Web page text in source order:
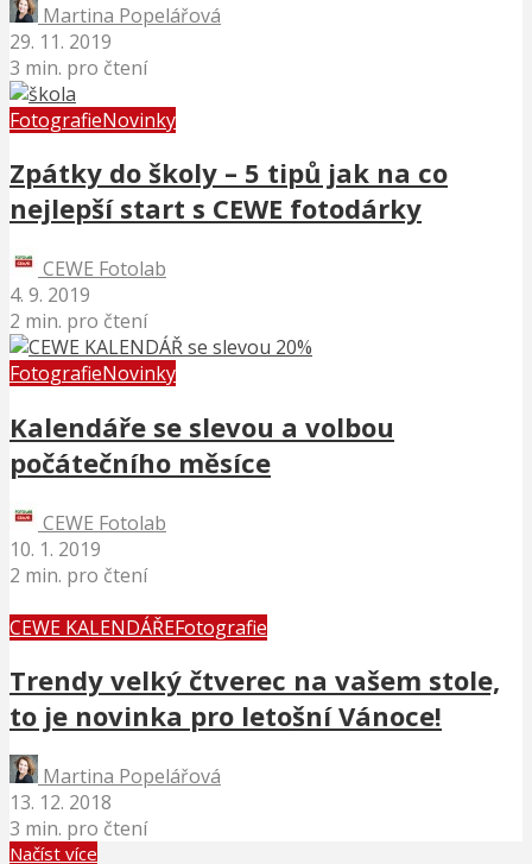
Martina Popelářová
29. 11. 2019
3 min. pro čtení
FotografieNovinky
Zpátky do školy – 5 tipů jak na co
nejlepší start s CEWE fotodárky
CEWE Fotolab
4. 9. 2019
2 min. pro čtení
FotografieNovinky
Kalendáře se slevou a volbou
počátečního měsíce
CEWE Fotolab
10. 1. 2019
2 min. pro čtení
CEWE KALENDÁŘEFotografie
Trendy velký čtverec na vašem stole,
to je novinka pro letošní Vánoce!
Martina Popelářová
13. 12. 2018
3 min. pro čtení
Načíst více